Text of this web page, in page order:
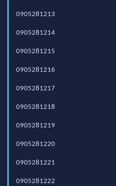
0905281213
0905281214
0905281215
0905281216
0905281217
0905281218
0905281219
0905281220
0905281221
0905281222